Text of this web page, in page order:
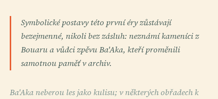
Symbolické postavy této první éry zůstávají
bezejmenné, nikoli bez zásluh: neznámí kameníci z
Bouaru a vůdci zpěvu Ba'Aka, kteří proměnili
samotnou paměť v archiv.
Ba'Aka neberou les jako kulisu; v některých obřadech k